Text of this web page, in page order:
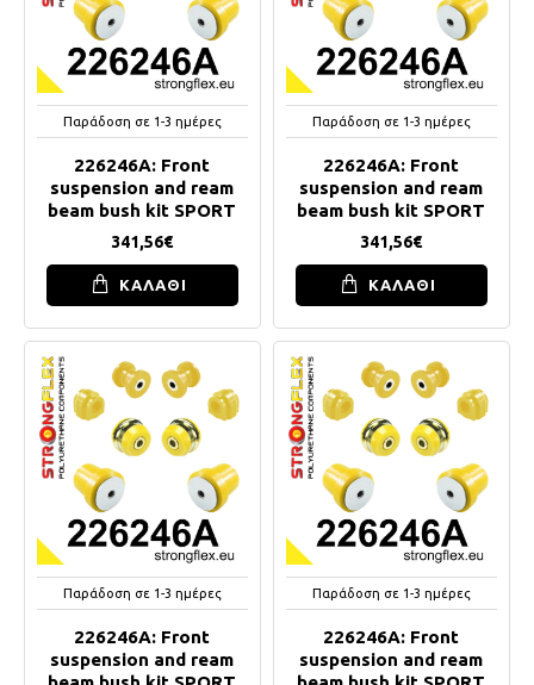
Παράδοση σε 1-3 ημέρες
226246A: Front
suspension and ream
beam bush kit SPORT
341,56€
ΚΑΛΑΘΙ
Παράδοση σε 1-3 ημέρες
226246A: Front
suspension and ream
beam bush kit SPORT
341,56€
ΚΑΛΑΘΙ
Παράδοση σε 1-3 ημέρες
226246A: Front
suspension and ream
Παράδοση σε 1-3 ημέρες
226246A: Front
suspension and ream